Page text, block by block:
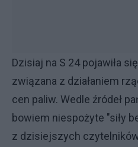
Dzisiaj na S 24 pojawiła
związana z działaniem
cen paliw. Wedle źródeł
bowiem niespożyte "siły
z dzisiejszych